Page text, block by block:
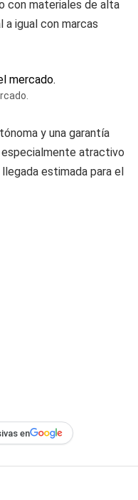
con materiales de alta
igual con marcas
y una garantía
atractivo
estimada para el
en